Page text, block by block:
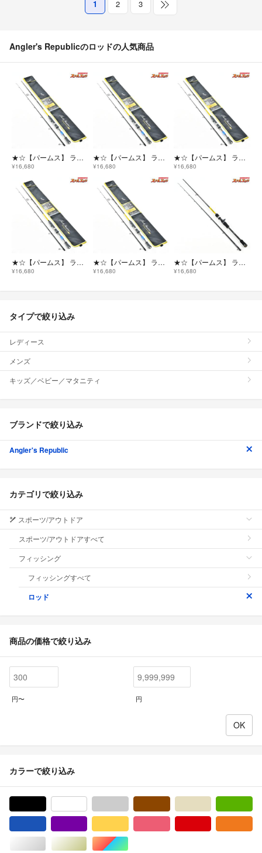
1 2 3
Angler's Republicのロッドの人気商品
★☆【パームス】 ラークシューター LSGS-610ML+ ボートゲームスペシャル PALMS Lurk Shooter BOAT GAME SP ハタ K_152★☆v47936
¥16,680
★☆【パームス】 ラークシューター LSGS-610ML+ ボートゲームスペシャル PALMS Lurk Shooter BOAT GAME SP ハタ K_152★☆v47934
¥16,680
★☆【パームス】 ラークシューター LSGS-610ML+ ボートゲームスペシャル PALMS Lurk Shooter BOAT GAME SP ハタ K_152★☆v47935
¥16,680
★☆【パームス】 ラークシューター LSGS-610ML+ ボートゲームスペシャル PALMS Lurk Shooter BOAT GAME SP ハタ K_152★☆v47937
¥16,680
★☆【パームス】 ラークシューター LSGS-610ML+ ボートゲームスペシャル PALMS Lurk Shooter BOAT GAME SP ハタ K_152★☆v47938
¥16,680
★☆【パームス】 ラークシューター LSGC-710MH+ PALMS Lurk Shooter ハタ K_166★☆v47939
¥16,680
タイプで絞り込み
レディース
メンズ
キッズ／ベビー／マタニティ
ブランドで絞り込み
Angler's Republic
カテゴリで絞り込み
スポーツ/アウトドア
スポーツ/アウトドアすべて
フィッシング
フィッシングすべて
ロッド
商品の価格で絞り込み
円〜 円
カラーで絞り込み
シルバー/銀色系ゴールド/金色系マルチカラー